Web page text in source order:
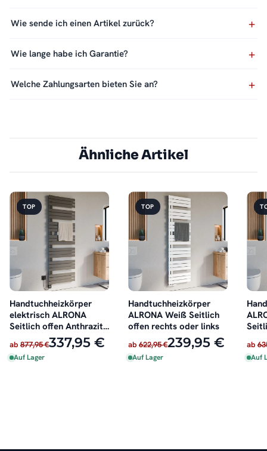
Wie sende ich einen Artikel zurück?
Wie lange habe ich Garantie?
Welche Zahlungsarten bieten Sie an?
Ähnliche Artikel
TOP
Handtuchheizkörper
elektrisch ALRONA
Seitlich offen Anthrazit
inkl. Heizstab
ab 877,95 €337,95 €
Auf Lager
TOP
Handtuchheizkörper
ALRONA Weiß Seitlich
offen rechts oder links
ab 622,95 €239,95 €
Auf Lager
ab
Auf